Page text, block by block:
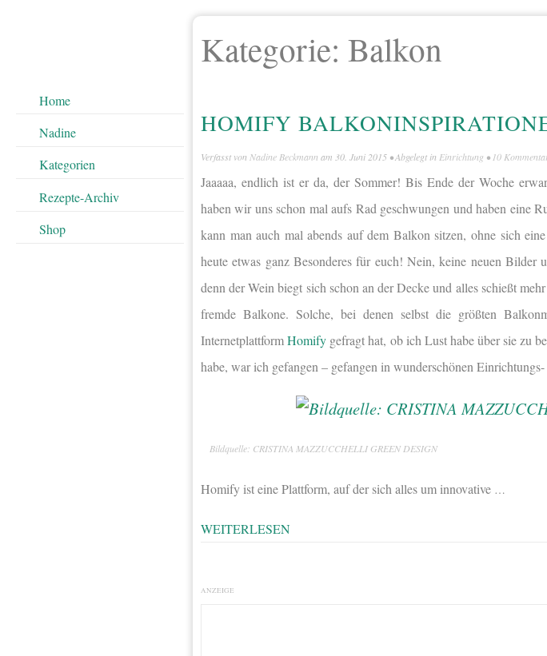
Home
Nadine
Kategorien
Rezepte-Archiv
Shop
Kategorie: Balkon
HOMIFY
Verfasst von Nadine Beckmann am 30. Juni 2015 • Abgelegt in Einrichtung •10
Jaaaaa, endlich ist er da, der Sommer! Bis Ende der Woche
haben wir uns schon mal aufs Rad geschwungen und haben eine
kann man auch mal abends auf dem Balkon sitzen, ohne sich
heute etwas ganz Besonderes für euch! Nein, keine neuen Bilder
denn der Wein biegt sich schon an der Decke und alles schießt
fremde Balkone. Solche, bei denen selbst die größten
InternetplattformHomify gefragt hat, ob ich Lust habe über sie zu
habe, war ich gefangen – gefangen in wunderschönen
Bildquelle: CRISTINA MAZZUCCHELLI GREEN DESIGN
Homify ist eine Plattform, auf der sich alles um innovative …
WEITERLESEN
ANZEIGE